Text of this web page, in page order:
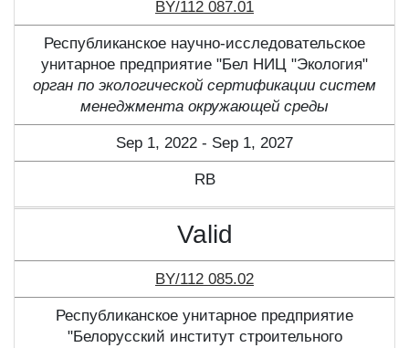
BY/112 087.01
Республиканское научно-исследовательское
унитарное предприятие "Бел НИЦ "Экология"
орган по экологической сертификации систем
менеджмента окружающей среды
Sep 1, 2022 - Sep 1, 2027
RB
Valid
BY/112 085.02
Республиканское унитарное предприятие
"Белорусский институт строительного